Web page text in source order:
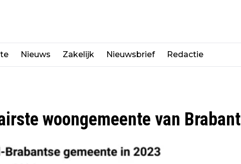
Nieuws Zakelijk Nieuwsbrief Redactie
woongemeente van Brabant